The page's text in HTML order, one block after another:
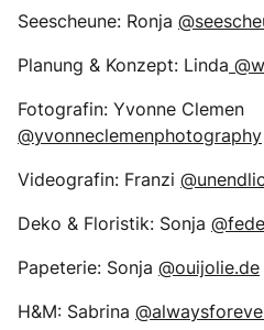
Seescheune: Ronja
Planung & Konzept: Linda
Fotografin: Yvonne Clemen
@yvonneclemenphotography
Videografin: Franzi
Deko & Floristik: Sonja
Papeterie: Sonja @ouijolie.de
H&M: Sabrina